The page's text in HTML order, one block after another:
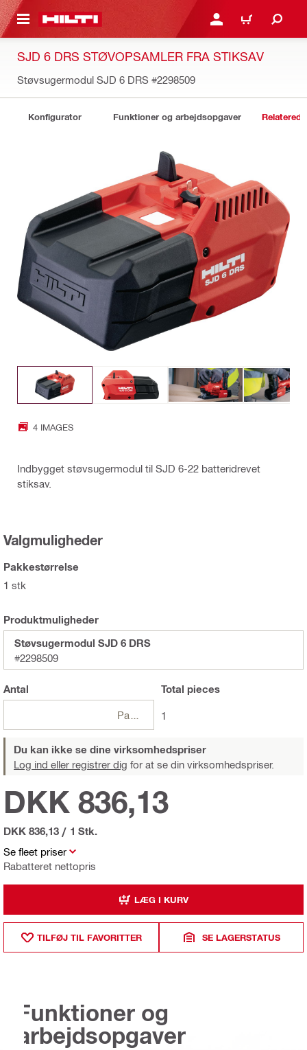
HOVEDINDHOLD LOG IND ELLER
INDKØBSKURV
SJD 6 DRS STØVOPSAMLER FRA STIKSAV
Støvsugermodul SJD 6 DRS #2298509
Konfigurator Funktioner og arbejdsopgaver
4 IMAGES
Indbygget støvsugermodul til SJD 6-22 batteridrevet
stiksav.
Valgmuligheder
Pakkestørrelse
1 stk
Produktmuligheder
Støvsugermodul SJD 6 DRS
#2298509
Antal Total pieces
1
Du kan ikke se dine virksomhedspriser
Log ind eller registrer dig for at se din virksomhedspriser.
Se fleet priser
Rabatteret nettopris
DKK 836,13
DKK 836,13 / 1 Stk.
LÆG I KURV
TILFØJ TIL FAVORITTER SE LAGERSTATUS
Funktioner og
arbejdsopgaver